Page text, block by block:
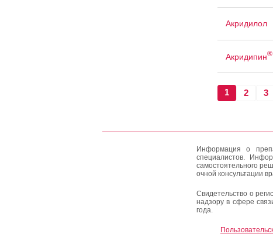
Акридилол
Акридипин®
1 2 3
Информация о
специалистов.
самостоятельного
очной консультации
Свидетельство о
надзору в сфере
года.